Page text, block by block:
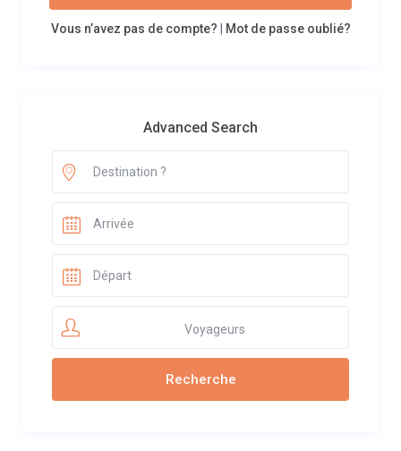
Vous n’avez pas de compte? Mot de passe oublié?
Advanced Search
Voyageurs